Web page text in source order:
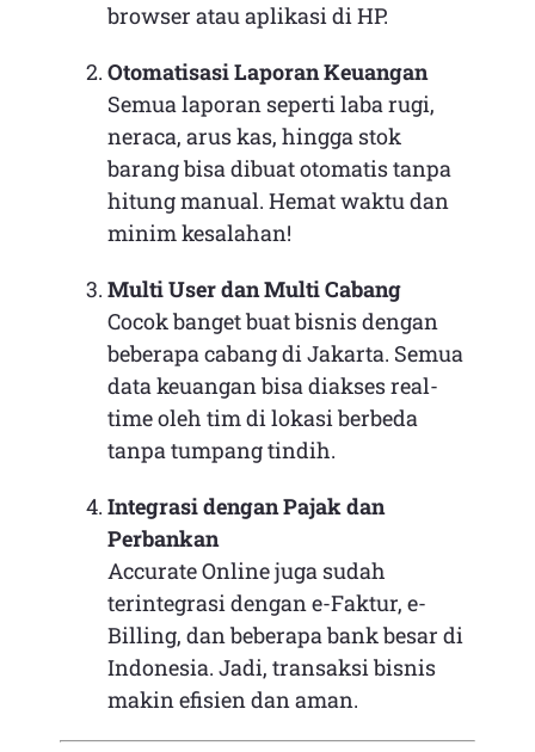
browser atau aplikasi di HP.
Otomatisasi Laporan Keuangan
Semua laporan seperti laba rugi,
neraca, arus kas, hingga stok
barang bisa dibuat otomatis tanpa
hitung manual. Hemat waktu dan
minim kesalahan!
Multi User dan Multi Cabang
Cocok banget buat bisnis dengan
beberapa cabang di Jakarta. Semua
data keuangan bisa diakses real-
time oleh tim di lokasi berbeda
tanpa tumpang tindih.
Integrasi dengan Pajak dan
Perbankan
Accurate Online juga sudah
terintegrasi dengan e-Faktur, e-
Billing, dan beberapa bank besar di
Indonesia. Jadi, transaksi bisnis
makin efisien dan aman.